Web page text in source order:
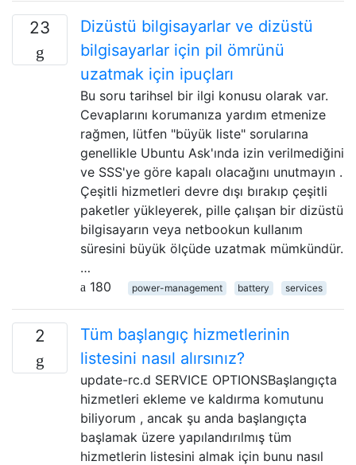
23
Dizüstü bilgisayarlar ve dizüstü
bilgisayarlar için pil ömrünü
uzatmak için ipuçları
Bu soru tarihsel bir ilgi konusu olarak var.
Cevaplarını korumanıza yardım etmenize
rağmen, lütfen "büyük liste" sorularına
genellikle Ubuntu Ask'ında izin verilmediğini
ve SSS'ye göre kapalı olacağını unutmayın .
Çeşitli hizmetleri devre dışı bırakıp çeşitli
paketler yükleyerek, pille çalışan bir dizüstü
bilgisayarın veya netbookun kullanım
süresini büyük ölçüde uzatmak mümkündür.
…
180
power-management battery services
2
Tüm başlangıç ​​hizmetlerinin
listesini nasıl alırsınız?
update-rc.d SERVICE OPTIONSBaşlangıçta
hizmetleri ekleme ve kaldırma komutunu
biliyorum , ancak şu anda başlangıçta
başlamak üzere yapılandırılmış tüm
hizmetlerin listesini almak için bunu nasıl